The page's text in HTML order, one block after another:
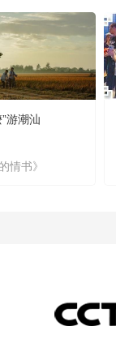
游潮汕
情书》